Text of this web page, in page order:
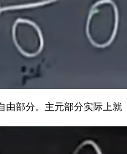
由部分。主元部分实际上就